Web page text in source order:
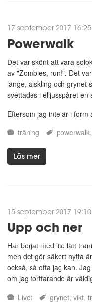
17 september 2017 16:25
Powerwalk
Det var skönt att vara
av "Zombies, run!". Det
länge, älskling och grynet
svettades i elljusspåret en
Eftersom jag inte är i form
träning
powerwalk
Läs mer
15 september 2017 19:10
Upp och ner
Har börjat med lite lätt
men det gör säkert nytta
också, så ofta jag kan.
om jag fortfarande är
Livet
grynet vikt